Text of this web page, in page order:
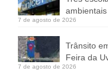
7 de agosto de 2026
Trânsito
Feira da
7 de agosto de 2026